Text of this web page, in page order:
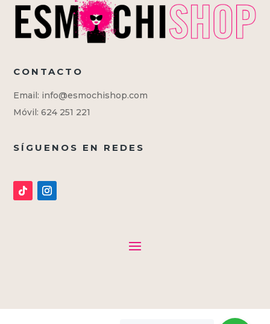
CONTACTO
Email: info@esmochishop.com
Móvil: 624 251 221
SÍGUENOS EN REDES